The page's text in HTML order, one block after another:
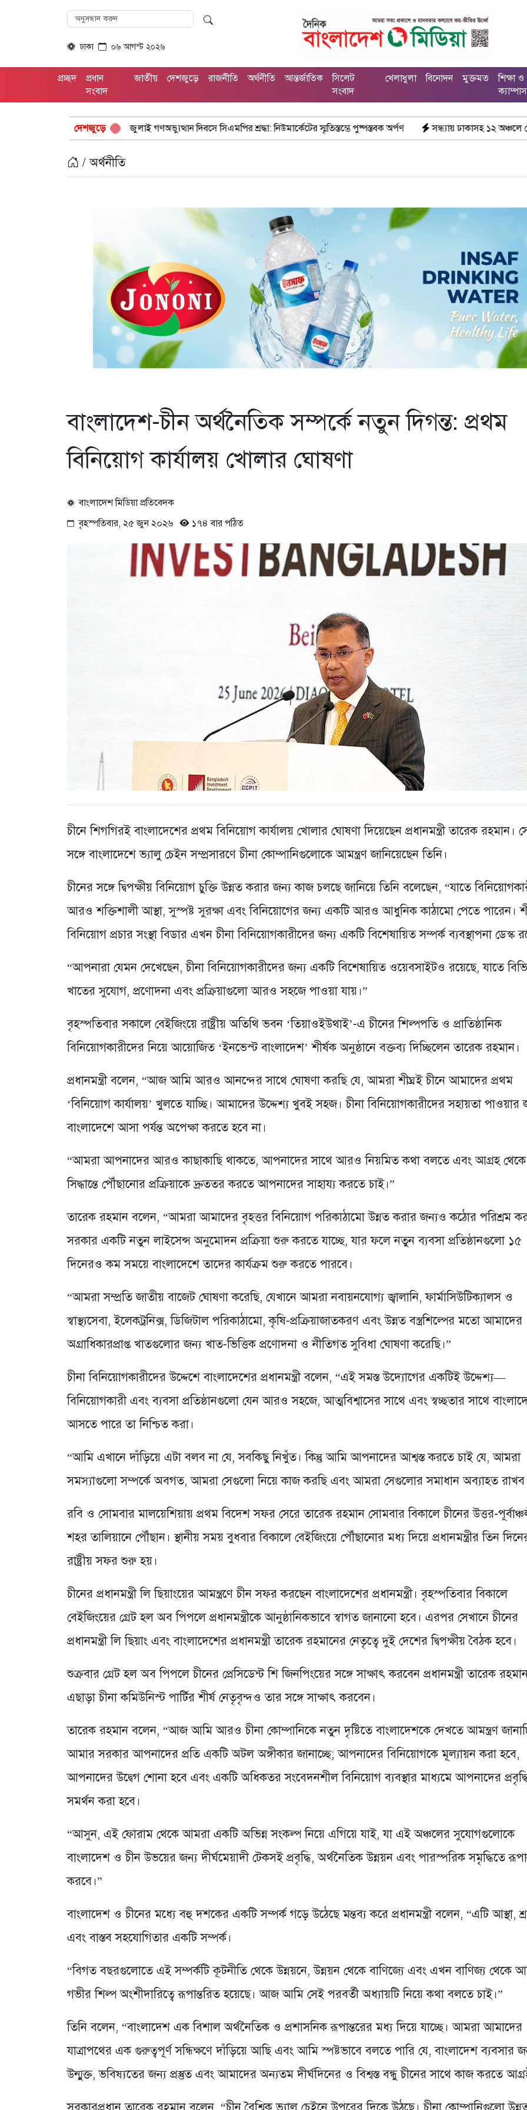
ঢাকা ০৬ আগস্ট ২০২৬
প্রচ্ছদ
প্রধান
সংবাদ
জাতীয় দেশজুড়ে রাজনীতি অর্থনীতি আন্তর্জাতিক
সিলেট
সংবাদ
খেলাধুলা বিনোদন মুক্তমত
শিক্ষা ও
ক্যাম্পাস
দেশজুড়ে
জুলাই গণঅভ্যুত্থান দিবসে সিএমপির শ্রদ্ধা: নিউমার্কেটের স্মৃতিস্তম্ভে পুষ্পস্তবক অর্পণ সন্ধ্যায় ঢাকাসহ ১২ অঞ্চলে ঝোড়ো হাওয়ার শঙ্কা, বজ্রবৃষ্টির
/ অর্থনীতি
বাংলাদেশ-চীন অর্থনৈতিক সম্পর্কে নতুন দিগন্ত: প্রথম
বিনিয়োগ কার্যালয় খোলার ঘোষণা
বাংলাদেশ মিডিয়া প্রতিবেদক
বৃহস্পতিবার, ২৫ জুন ২০২৬
১৭৪ বার পঠিত
চীনে শিগগিরই বাংলাদেশের প্রথম বিনিয়োগ কার্যালয় খোলার ঘোষণা দিয়েছেন প্রধানমন্ত্রী তারেক রহমান।
সঙ্গে বাংলাদেশে ভ্যালু চেইন সম্প্রসারণে চীনা কোম্পানিগুলোকে আমন্ত্রণ জানিয়েছেন তিনি।
চীনের সঙ্গে দ্বিপক্ষীয় বিনিয়োগ চুক্তি উন্নত করার জন্য কাজ চলছে জানিয়ে তিনি বলেছেন, “যাতে
আরও শক্তিশালী আস্থা, সুস্পষ্ট সুরক্ষা এবং বিনিয়োগের জন্য একটি আরও আধুনিক কাঠামো পেতে পারেন।
বিনিয়োগ প্রচার সংস্থা বিডার এখন চীনা বিনিয়োগকারীদের জন্য একটি বিশেষায়িত সম্পর্ক ব্যবস্থাপনা ডেস্ক
“আপনারা যেমন দেখেছেন, চীনা বিনিয়োগকারীদের জন্য একটি বিশেষায়িত ওয়েবসাইটও রয়েছে, যাতে
খাতের সুযোগ, প্রণোদনা এবং প্রক্রিয়াগুলো আরও সহজে পাওয়া যায়।”
বৃহস্পতিবার সকালে বেইজিংয়ে রাষ্ট্রীয় অতিথি ভবন ‘তিয়াওইউথাই’-এ চীনের শিল্পপতি ও প্রাতিষ্ঠানিক
বিনিয়োগকারীদের নিয়ে আয়োজিত ‘ইনভেস্ট বাংলাদেশ’ শীর্ষক অনুষ্ঠানে বক্তব্য দিচ্ছিলেন তারেক রহমান।
প্রধানমন্ত্রী বলেন, “আজ আমি আরও আনন্দের সাথে ঘোষণা করছি যে, আমরা শীঘ্রই চীনে আমাদের প্রথম
‘বিনিয়োগ কার্যালয়’ খুলতে যাচ্ছি। আমাদের উদ্দেশ্য খুবই সহজ। চীনা বিনিয়োগকারীদের সহায়তা পাওয়ার
বাংলাদেশে আসা পর্যন্ত অপেক্ষা করতে হবে না।
“আমরা আপনাদের আরও কাছাকাছি থাকতে, আপনাদের সাথে আরও নিয়মিত কথা বলতে এবং আগ্রহ থেকে
সিদ্ধান্তে পৌঁছানোর প্রক্রিয়াকে দ্রুততর করতে আপনাদের সাহায্য করতে চাই।”
তারেক রহমান বলেন, “আমরা আমাদের বৃহত্তর বিনিয়োগ পরিকাঠামো উন্নত করার জন্যও কঠোর পরিশ্রম
সরকার একটি নতুন লাইসেন্স অনুমোদন প্রক্রিয়া শুরু করতে যাচ্ছে, যার ফলে নতুন ব্যবসা প্রতিষ্ঠানগুলো ১৫
দিনেরও কম সময়ে বাংলাদেশে তাদের কার্যক্রম শুরু করতে পারবে।
“আমরা সম্প্রতি জাতীয় বাজেট ঘোষণা করেছি, যেখানে আমরা নবায়নযোগ্য জ্বালানি, ফার্মাসিউটিক্যালস ও
স্বাস্থ্যসেবা, ইলেকট্রনিক্স, ডিজিটাল পরিকাঠামো, কৃষি-প্রক্রিয়াজাতকরণ এবং উন্নত বস্ত্রশিল্পের মতো আমাদের
অগ্রাধিকারপ্রাপ্ত খাতগুলোর জন্য খাত-ভিত্তিক প্রণোদনা ও নীতিগত সুবিধা ঘোষণা করেছি।”
চীনা বিনিয়োগকারীদের উদ্দেশে বাংলাদেশের প্রধানমন্ত্রী বলেন, “এই সমস্ত উদ্যোগের একটিই উদ্দেশ্য—
বিনিয়োগকারী এবং ব্যবসা প্রতিষ্ঠানগুলো যেন আরও সহজে, আত্মবিশ্বাসের সাথে এবং স্বচ্ছতার সাথে
আসতে পারে তা নিশ্চিত করা।
“আমি এখানে দাঁড়িয়ে এটা বলব না যে, সবকিছু নিখুঁত। কিন্তু আমি আপনাদের আশ্বস্ত করতে চাই যে, আমরা
সমস্যাগুলো সম্পর্কে অবগত, আমরা সেগুলো নিয়ে কাজ করছি এবং আমরা সেগুলোর সমাধান অব্যাহত
রবি ও সোমবার মালয়েশিয়ায় প্রথম বিদেশ সফর সেরে তারেক রহমান সোমবার বিকালে চীনের উত্তর-
শহর তালিয়ানে পৌঁছান। স্থানীয় সময় বুধবার বিকালে বেইজিংয়ে পৌঁছানোর মধ্য দিয়ে প্রধানমন্ত্রীর তিন
রাষ্ট্রীয় সফর শুরু হয়।
চীনের প্রধানমন্ত্রী লি ছিয়াংয়ের আমন্ত্রণে চীন সফর করছেন বাংলাদেশের প্রধানমন্ত্রী। বৃহস্পতিবার বিকালে
বেইজিংয়ের গ্রেট হল অব পিপলে প্রধানমন্ত্রীকে আনুষ্ঠানিকভাবে স্বাগত জানানো হবে। এরপর সেখানে চীনের
প্রধানমন্ত্রী লি ছিয়াং এবং বাংলাদেশের প্রধানমন্ত্রী তারেক রহমানের নেতৃত্বে দুই দেশের দ্বিপক্ষীয় বৈঠক হবে।
শুক্রবার গ্রেট হল অব পিপলে চীনের প্রেসিডেন্ট শি জিনপিংয়ের সঙ্গে সাক্ষাৎ করবেন প্রধানমন্ত্রী তারেক
এছাড়া চীনা কমিউনিস্ট পার্টির শীর্ষ নেতৃবৃন্দও তার সঙ্গে সাক্ষাৎ করবেন।
তারেক রহমান বলেন, “আজ আমি আরও চীনা কোম্পানিকে নতুন দৃষ্টিতে বাংলাদেশকে দেখতে আমন্ত্রণ
আমার সরকার আপনাদের প্রতি একটি অটল অঙ্গীকার জানাচ্ছে; আপনাদের বিনিয়োগকে মূল্যায়ন করা হবে,
আপনাদের উদ্বেগ শোনা হবে এবং একটি অধিকতর সংবেদনশীল বিনিয়োগ ব্যবস্থার মাধ্যমে আপনাদের
সমর্থন করা হবে।
“আসুন, এই ফোরাম থেকে আমরা একটি অভিন্ন সংকল্প নিয়ে এগিয়ে যাই, যা এই অঞ্চলের সুযোগগুলোকে
বাংলাদেশ ও চীন উভয়ের জন্য দীর্ঘমেয়াদী টেকসই প্রবৃদ্ধি, অর্থনৈতিক উন্নয়ন এবং পারস্পরিক সমৃদ্ধিতে
করবে।”
বাংলাদেশ ও চীনের মধ্যে বহু দশকের একটি সম্পর্ক গড়ে উঠেছে মন্তব্য করে প্রধানমন্ত্রী বলেন, “এটি আস্থা,
এবং বাস্তব সহযোগিতার একটি সম্পর্ক।
“বিগত বছরগুলোতে এই সম্পর্কটি কূটনীতি থেকে উন্নয়নে, উন্নয়ন থেকে বাণিজ্যে এবং এখন বাণিজ্য থেকে
গভীর শিল্প অংশীদারিত্বে রূপান্তরিত হয়েছে। আজ আমি সেই পরবর্তী অধ্যায়টি নিয়ে কথা বলতে চাই।”
তিনি বলেন, “বাংলাদেশ এক বিশাল অর্থনৈতিক ও প্রশাসনিক রূপান্তরের মধ্য দিয়ে যাচ্ছে। আমরা আমাদের
যাত্রাপথের এক গুরুত্বপূর্ণ সন্ধিক্ষণে দাঁড়িয়ে আছি এবং আমি স্পষ্টভাবে বলতে পারি যে, বাংলাদেশ ব্যবসার
উন্মুক্ত, ভবিষ্যতের জন্য প্রস্তুত এবং আমাদের অন্যতম দীর্ঘদিনের ও বিশ্বস্ত বন্ধু চীনের সাথে কাজ করতে